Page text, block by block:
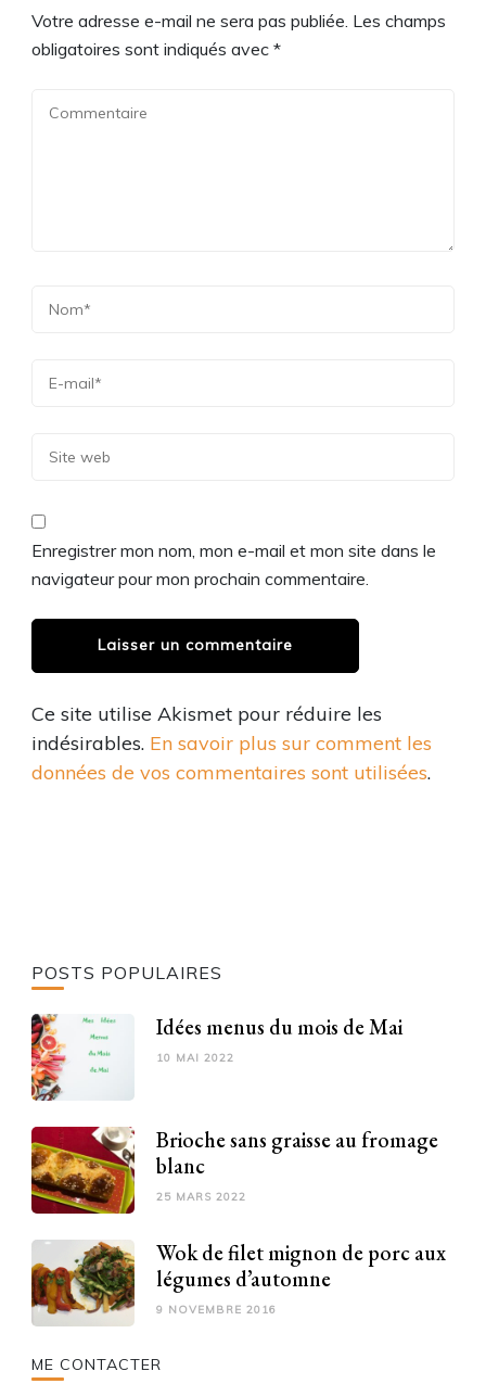
Votre adresse e-mail ne sera pas publiée. Les champs
obligatoires sont indiqués avec *
Enregistrer mon nom, mon e-mail et mon site dans le
navigateur pour mon prochain commentaire.
Ce site utilise Akismet pour réduire les
indésirables. En savoir plus sur comment les
données de vos commentaires sont utilisées.
POSTS POPULAIRES
Idées menus du mois de Mai
10 MAI 2022
Brioche sans graisse au fromage
blanc
25 MARS 2022
Wok de filet mignon de porc aux
légumes d’automne
9 NOVEMBRE 2016
ME CONTACTER